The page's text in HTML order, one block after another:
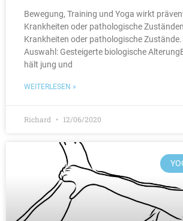
Bewegung, Training und Yoga wirkt
Krankheiten oder pathologische
Krankheiten oder pathologische Zustände.
Auswahl: Gesteigerte biologische
hält jung und
WEITERLESEN »
Richard 12/06/2020